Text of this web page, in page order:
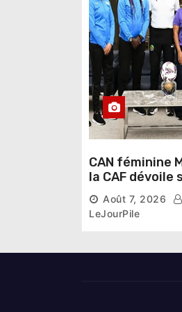
i
c
l
e
CAN féminine
la CAF dévoile
d’experts
la compétition
Août 7, 2026
LeJourPile